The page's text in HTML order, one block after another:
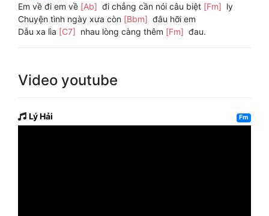
Em về đi em về [Ab] đi chẳng cần nói câu biệt [Fm] ly
Chuyện tình ngày xưa còn [Bbm] đâu hỡi em
Dẫu xa lìa [C7] nhau lòng càng thêm [Fm] đau.
Video youtube
Lý Hải Fm